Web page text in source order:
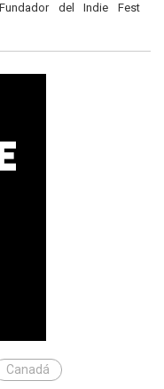
del Indie Fest
Canadá